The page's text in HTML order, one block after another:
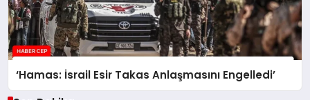
‘Hamas: İsrail Esir Takas Anlaşmasını Engelledi’